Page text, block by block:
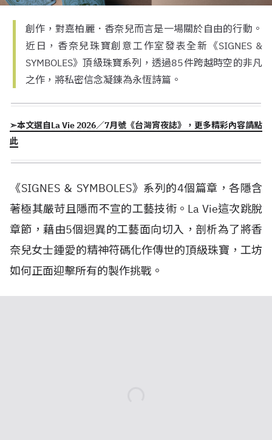
創作，對嘉柏麗．香奈兒而言是一場關於自由的行動。
近日，香奈兒珠寶創意工作室發表全新《SIGNES &
SYMBOLES》頂級珠寶系列，透過85件跨越時空的非凡
之作，將私密信念凝錬為永恆詩篇。
➣本文選自La Vie 2026／7月號《台灣宵夜誌》，更多精彩內容請點
此
《SIGNES ＆ SYMBOLES》系列的4個篇章，各隱含
著極其嚴苛且隱而不宣的工藝技術。La Vie這次跳脫
章節，藉由5個迥異的工藝面向切入，剖析為了將香
奈兒女士鍾愛的精神符碼化作傳世的頂級珠寶，工坊
如何正面迎擊所有的製作挑戰。